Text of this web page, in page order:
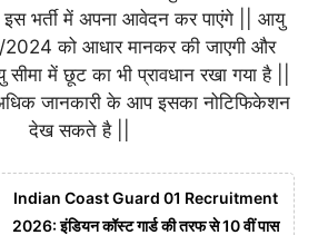
इस भर्ती में अपना आवेदन कर पाएंगे || आयु
को आधार मानकर की जाएगी और
सीमा में छूट का भी प्रावधान रखा गया है ||
जानकारी के आप इसका नोटिफिकेशन
देख सकते है ||
Indian Coast Guard 01 Recruitment
2026: इंडियन कॉस्ट गार्ड की तरफ से 10 वीं पास